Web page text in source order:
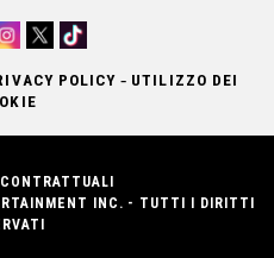
POLICY - UTILIZZO DEI
INC. - TUTTI I DIRITTI